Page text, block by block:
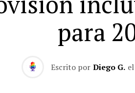
para
Escrito por Diego G. el